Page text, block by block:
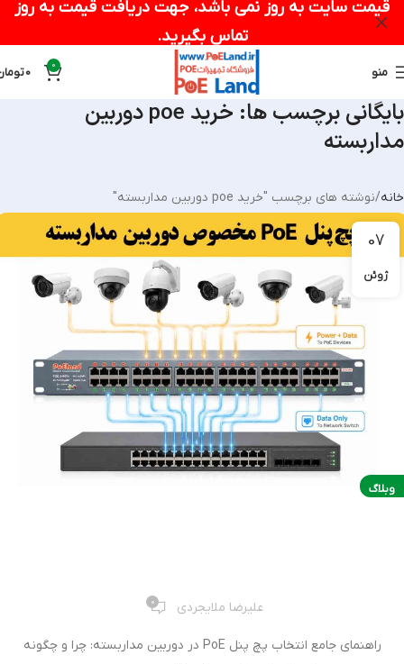
منو 0
0
بایگانی برچسب ها: خرید poe دوربین
مداربسته
خانه نوشته های برچسب "خرید poe دوربین مداربسته"
07
ژوئن
وبلاگ
علیرضا ملایجردی 0
راهنمای جامع انتخاب پچ پنل PoE در دوربین مداربسته: چرا و چگونه
قیمت سایت به روز نمی باشد، جهت دریافت قیمت به روز
تماس بگیرید.